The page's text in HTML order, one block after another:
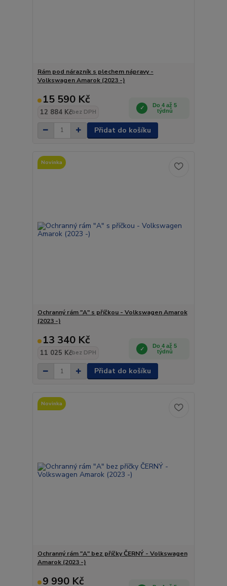
Rám pod nárazník s plechem nápravy -
Volkswagen Amarok (2023 -)
15 590 Kč
12 884 Kčbez DPH
Do 4 až 5
týdnů
Přidat do košíku
Novinka
Ochranný rám "A" s příčkou - Volkswagen Amarok
(2023 -)
13 340 Kč
11 025 Kčbez DPH
Do 4 až 5
týdnů
Přidat do košíku
Novinka
Ochranný rám "A" bez příčky ČERNÝ - Volkswagen
Amarok (2023 -)
9 990 Kč